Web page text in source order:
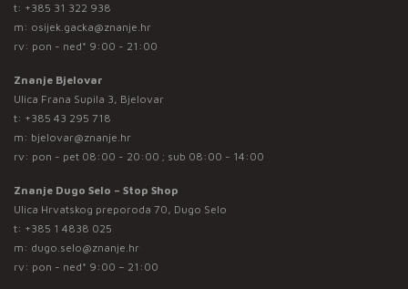
t: +385 31 322 938
m: osijek.gacka@znanje.hr
rv: pon - ned* 9:00 - 21:00
Znanje Bjelovar
Ulica Frana Supila 3, Bjelovar
t: +385 43 295 718
m: bjelovar@znanje.hr
rv: pon - pet 08:00 - 20:00 ; sub 08:00 - 14:00
Znanje Dugo Selo – Stop Shop
Ulica Hrvatskog preporoda 70, Dugo Selo
t: +385 1 4838 025
m: dugo.selo@znanje.hr
rv: pon - ned* 9:00 – 21:00